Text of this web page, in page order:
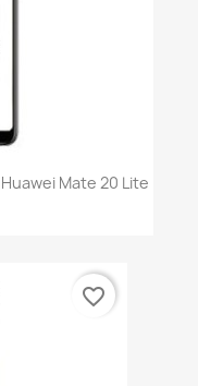
Mate 20 Lite
favorite_border